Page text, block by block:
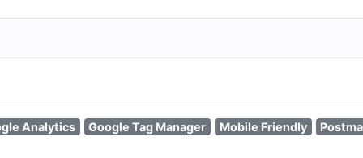
Analytics Google Tag Manager Mobile Friendly